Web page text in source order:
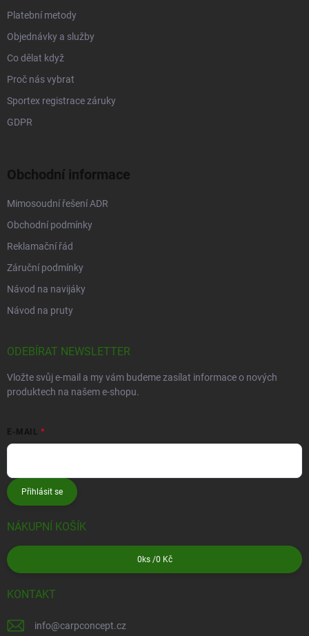
Platební metody
Objednávky a služby
Co dělat když
Proč nás vybrat
Sportex registrace záruky
GDPR
Obchodní informace
Mimosoudní řešení ADR
Obchodní podmínky
Reklamační řád
Záruční podmínky
Návod na navijáky
Návod na pruty
ODEBÍRAT NEWSLETTER
Vložte svůj e-mail a my vám budeme zasílat informace o nových
produktech na našem e-shopu.
E-MAIL
Přihlásit se
NÁKUPNÍ KOŠÍK
0ks /0 Kč
KONTAKT
info@carpconcept.cz